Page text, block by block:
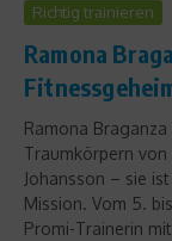
Richtig trainieren
Ramona
Ramona
Traumkörpern von
Johansson – sie
Mission. Vom 5.
Promi-Trainerin